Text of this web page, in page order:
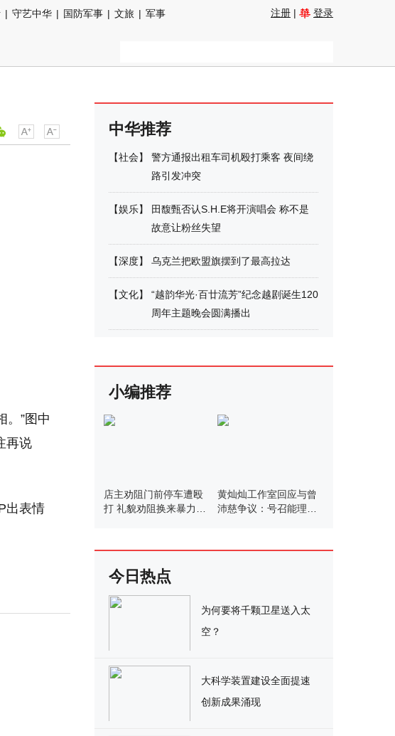
| 守艺中华 | 国防军事 | 文旅 | 军事
注册 | 登录
。”图中
再说
出表情
中华推荐
【社会】
警方通报出租车司机殴打乘客 夜间绕
路引发冲突
【娱乐】
田馥甄否认S.H.E将开演唱会 称不是
故意让粉丝失望
【深度】 乌克兰把欧盟旗摆到了最高拉达
【文化】
“越韵华光·百廿流芳”纪念越剧诞生120
周年主题晚会圆满播出
小编推荐
店主劝阻门前停车遭殴
打 礼貌劝阻换来暴力相
黄灿灿工作室回应与曾
沛慈争议：号召能理智
今日热点
为何要将千颗卫星送入太
空？
大科学装置建设全面提速
创新成果涌现